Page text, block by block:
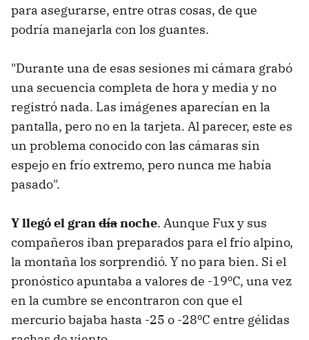
para asegurarse, entre otras cosas, de que
podría manejarla con los guantes.
"Durante una de esas sesiones mi cámara grabó
una secuencia completa de hora y media y no
registró nada. Las imágenes aparecían en la
pantalla, pero no en la tarjeta. Al parecer, este es
un problema conocido con las cámaras sin
espejo en frío extremo, pero nunca me había
pasado".
Y llegó el grandíanoche. Aunque Fux y sus
compañeros iban preparados para el frío alpino,
la montaña los sorprendió. Y no para bien. Si el
pronóstico apuntaba a valores de -19ºC, una vez
en la cumbre se encontraron con que el
mercurio bajaba hasta -25 o -28ºC entre gélidas